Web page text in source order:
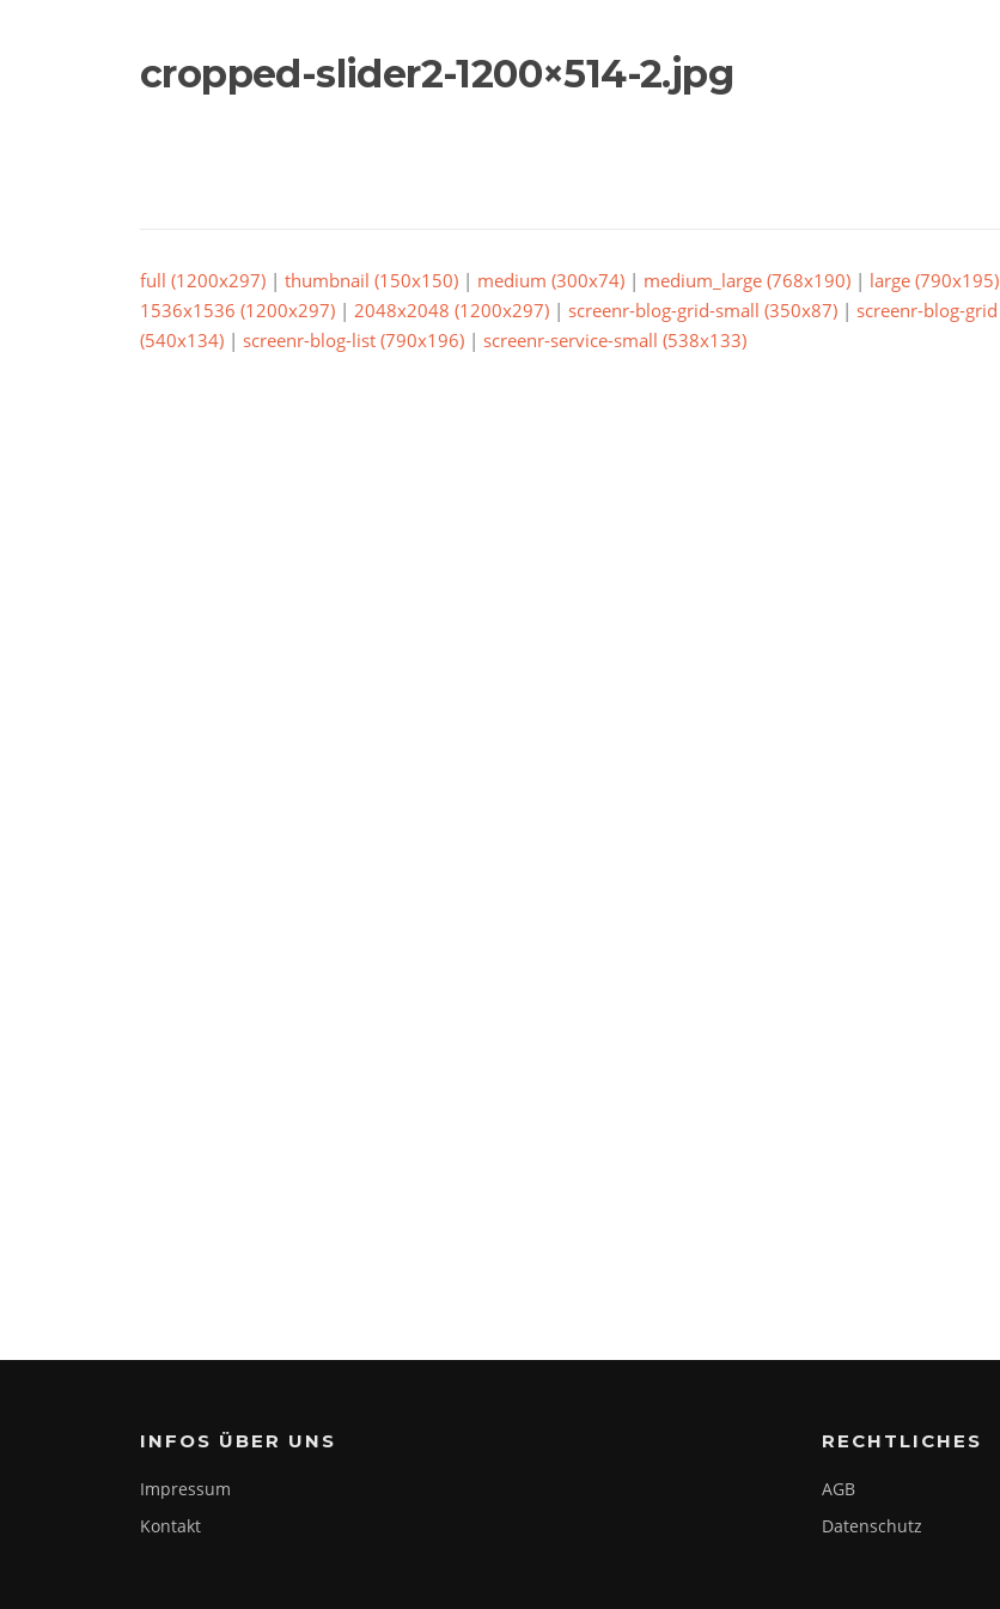
cropped-slider2-1200×514-2.jpg
full (1200x297) | thumbnail (150x150) | medium (300x74) | medium_large (768x190) | large (790x195)
1536x1536 (1200x297) | 2048x2048 (1200x297) | screenr-blog-grid-small (350x87) | screenr-blog-grid
(540x134) | screenr-blog-list (790x196) | screenr-service-small (538x133)
INFOS ÜBER UNS
Impressum
Kontakt
RECHTLICHES
AGB
Datenschutz